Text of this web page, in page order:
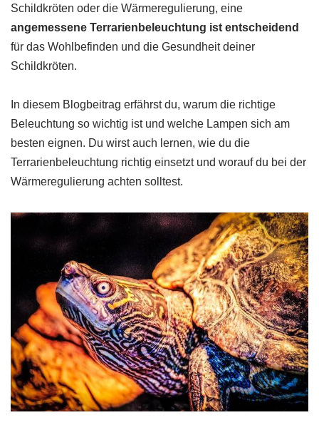
Schildkröten oder die Wärmeregulierung, eine
angemessene Terrarienbeleuchtung ist entscheidend
für das Wohlbefinden und die Gesundheit deiner
Schildkröten.
In diesem Blogbeitrag erfährst du, warum die richtige
Beleuchtung so wichtig ist und welche Lampen sich am
besten eignen. Du wirst auch lernen, wie du die
Terrarienbeleuchtung richtig einsetzt und worauf du bei der
Wärmeregulierung achten solltest.